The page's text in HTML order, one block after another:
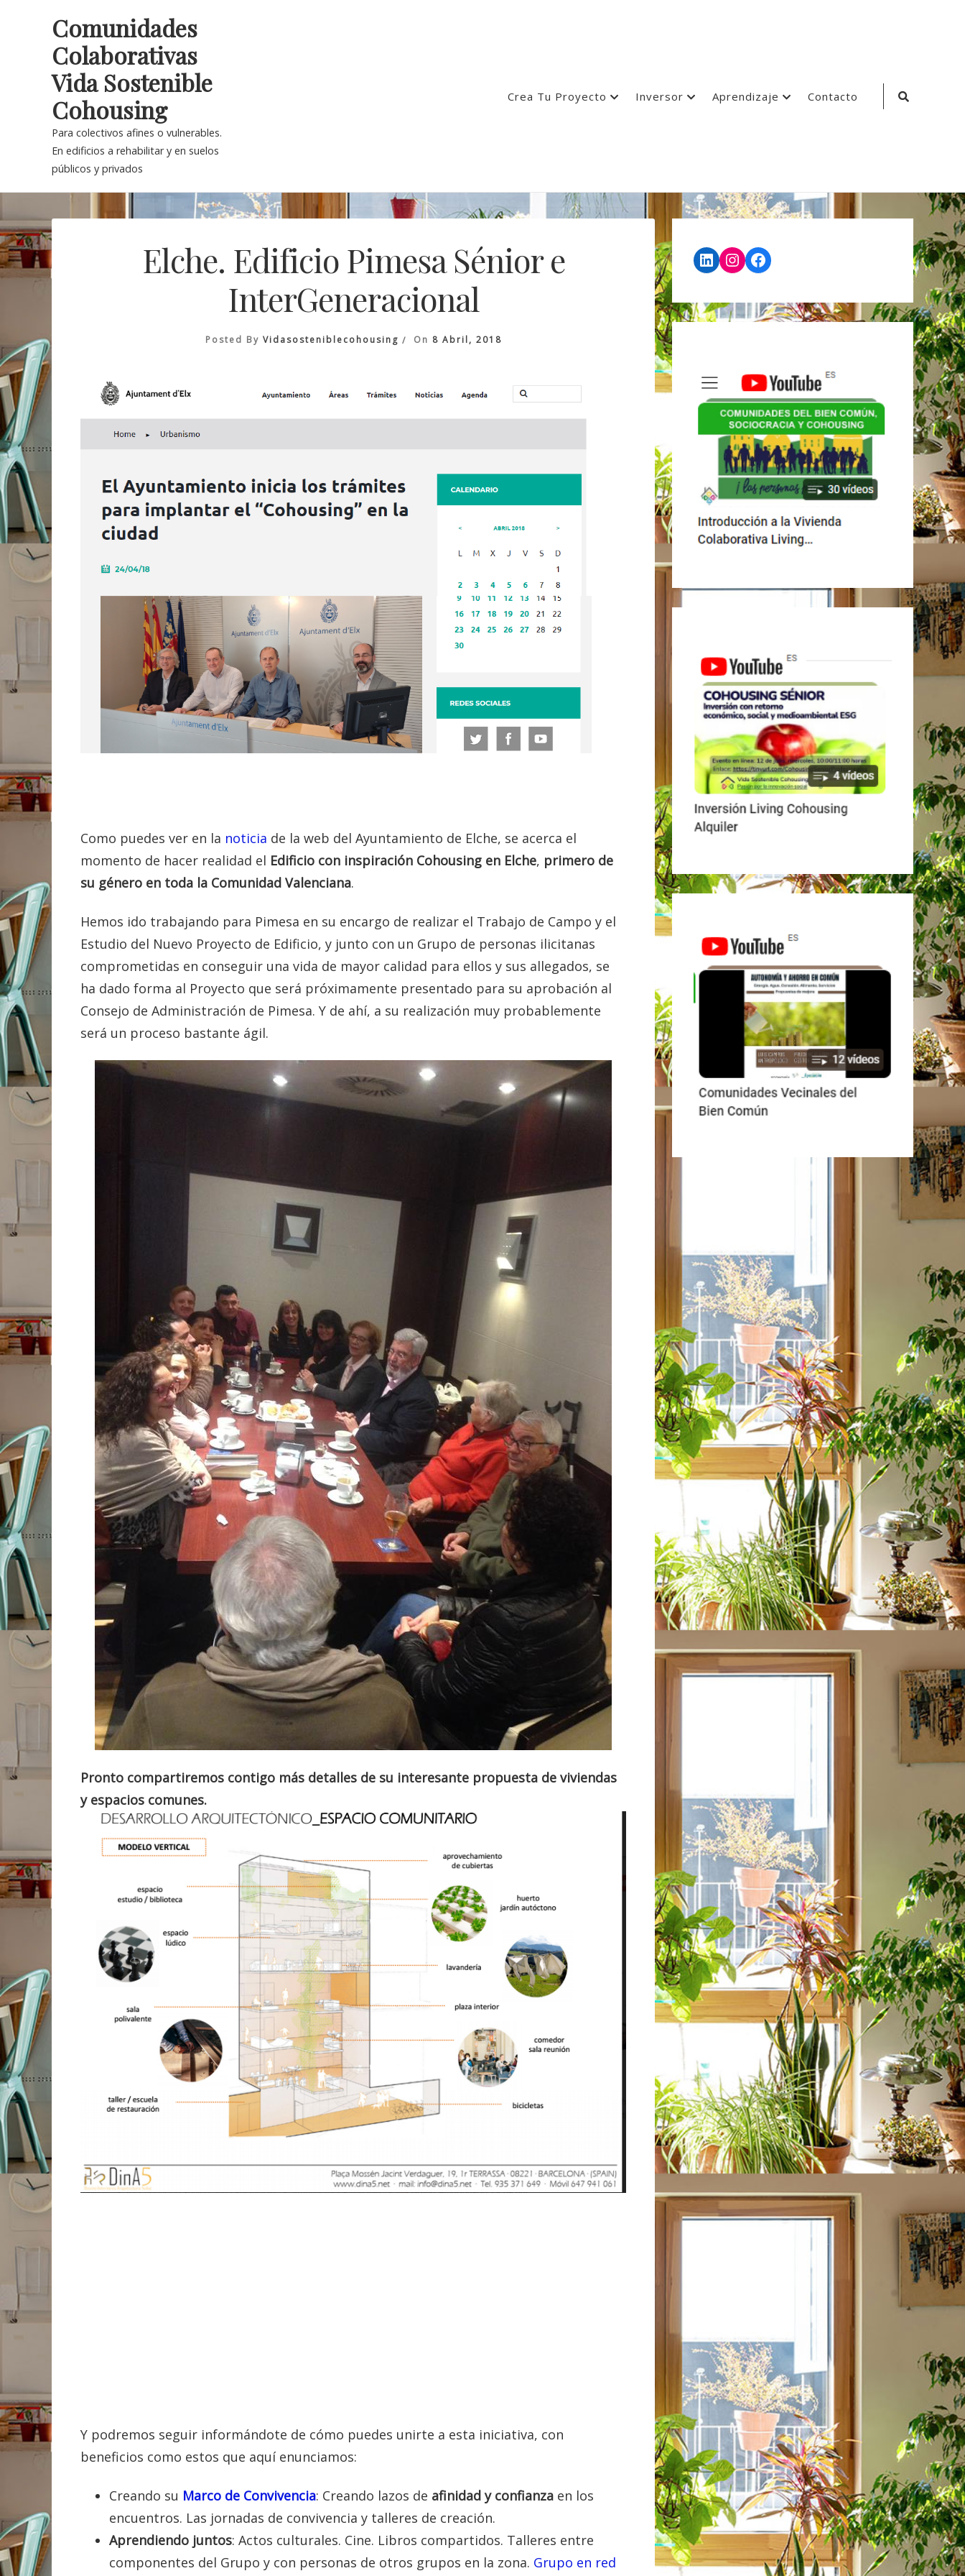
Comunidades
Colaborativas
Vida Sostenible
Cohousing
Para colectivos afines o vulnerables.
En edificios a rehabilitar y en suelos
públicos y privados
Crea Tu Proyecto Inversor Aprendizaje Contacto
Search
Elche. Edificio Pimesa Sénior e
InterGeneracional
Posted By Vidasosteniblecohousing On 8 Abril, 2018
Como puedes ver en la noticia de la web del Ayuntamiento de Elche, se acerca el
momento de hacer realidad el Edificio con inspiración Cohousing en Elche, primero de
su género en toda la Comunidad Valenciana.
Hemos ido trabajando para Pimesa en su encargo de realizar el Trabajo de Campo y el
Estudio del Nuevo Proyecto de Edificio, y junto con un Grupo de personas ilicitanas
comprometidas en conseguir una vida de mayor calidad para ellos y sus allegados, se
ha dado forma al Proyecto que será próximamente presentado para su aprobación al
Consejo de Administración de Pimesa. Y de ahí, a su realización muy probablemente
será un proceso bastante ágil.
Pronto compartiremos contigo más detalles de su interesante propuesta de viviendas
y espacios comunes.
Y podremos seguir informándote de cómo puedes unirte a esta iniciativa, con
beneficios como estos que aquí enunciamos:
Creando su Marco de Convivencia: Creando lazos de afinidad y confianza en los
encuentros. Las jornadas de convivencia y talleres de creación.
Aprendiendo juntos: Actos culturales. Cine. Libros compartidos. Talleres entre
componentes del Grupo y con personas de otros grupos en la zona. Grupo en red
LinkedIn
Instagram
Facebook